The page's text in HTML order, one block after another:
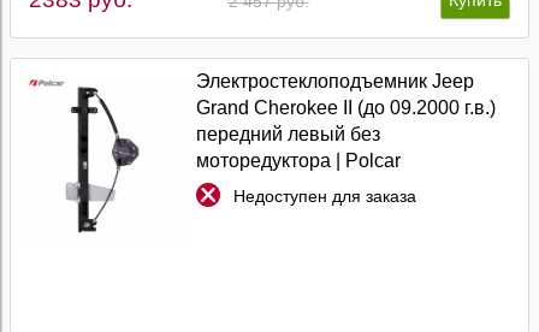
Электростеклоподъемник Jeep
Grand Cherokee II (до 09.2000 г.в.)
передний левый без
моторедуктора | Polcar
Недоступен для заказа